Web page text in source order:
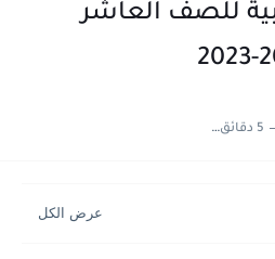
للصف العاشر
5 دقائق للقراءة